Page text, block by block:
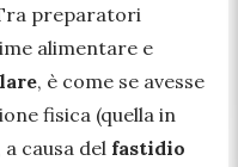
preparatori
alimentare e
, è come se avesse
fisica (quella in
causa del fastidio